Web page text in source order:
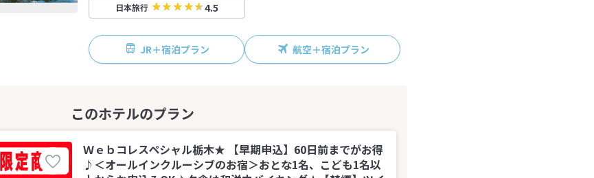
日本旅行 4.5
JR＋宿泊プラン 航空＋宿泊プラン
Ｗｅｂコレスペシャル栃木★ 【早期申込】60日前までがお得
♪＜オールインクルーシブのお宿＞おとな1名、こども1名以